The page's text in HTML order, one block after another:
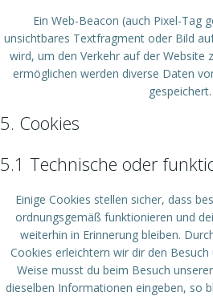
Ein Web-Beacon (auch Pixel-Tag
unsichtbares Textfragment oder Bild
wird, um den Verkehr auf der Website
ermöglichen werden diverse Daten
gespeichert.
5. Cookies
5.1 Technische oder
Einige Cookies stellen sicher, dass
ordnungsgemäß funktionieren und
weiterhin in Erinnerung bleiben.
Cookies erleichtern wir dir den
Weise musst du beim Besuch
dieselben Informationen eingeben, so